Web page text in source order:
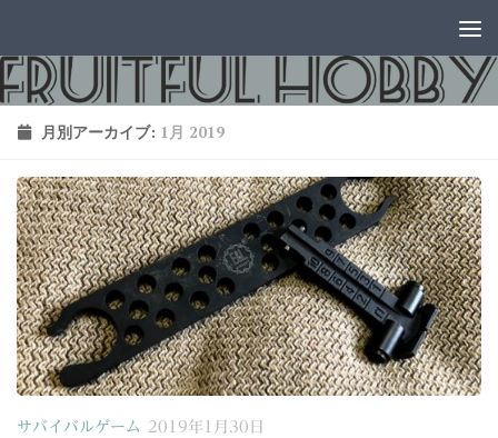
月別アーカイブ: 1月 2019
サバイバルゲーム 2019年1月30日